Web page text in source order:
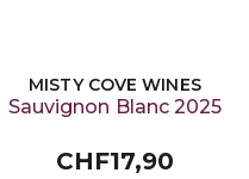
MISTY COVE WINES
Sauvignon Blanc 2025
CHF17,90